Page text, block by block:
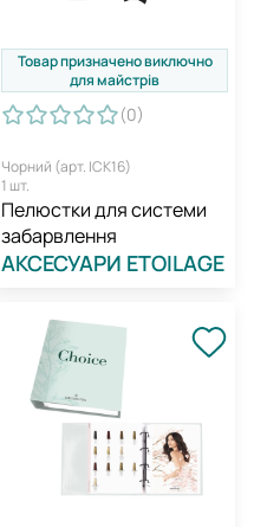
Товар призначено виключно
для майстрів
(0)
Чорний (арт. ICK16)
1 шт.
Пелюстки для системи
забарвлення
АКСЕСУАРИ ETOILAGE